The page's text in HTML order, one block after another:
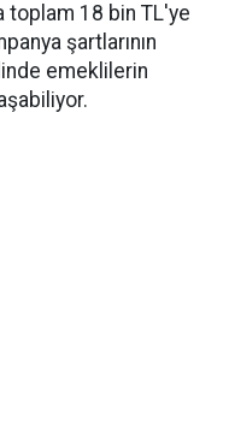
toplam 18 bin TL'ye
şartlarının
emeklilerin